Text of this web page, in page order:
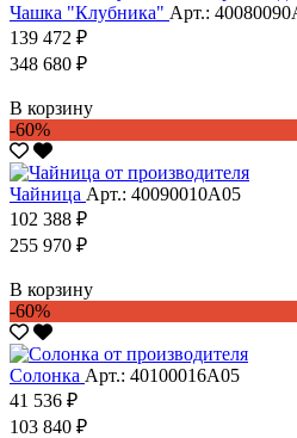
Чашка "Клубника" Арт.:
139 472 ₽
348 680 ₽
В корзину
-60%
Чайница Арт.: 40090010А05
102 388 ₽
255 970 ₽
В корзину
-60%
Солонка Арт.: 40100016А05
41 536 ₽
103 840 ₽